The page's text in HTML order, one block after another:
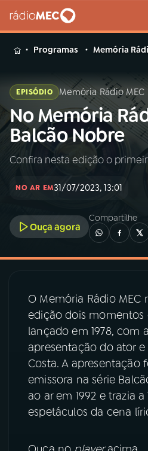
MENU
Buscar
na
Rádio
MEC
Buscar
01INÍCIO
02A RÁDIO
03PROGRAMAÇÃO
04PROGRAMAS
05 PODCASTS
06VIDEOCASTS
Programas Memória
EPISÓDIO Memória Rádio MEC
No Memória
Balcão Nobre
Confira nesta edição o
NO AR EM31/07/2023, 13:01
Ouça agora
Compartilhe
O Memória Rádio MEC
edição dois momentos
lançado em 1978, com
apresentação do ator
Costa. A apresentação
emissora na série
ao ar em 1992 e trazia
espetáculos da cena